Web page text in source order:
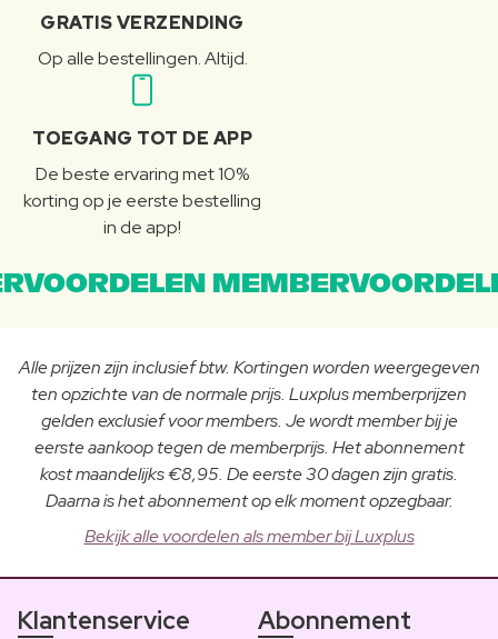
GRATIS VERZENDING
Op alle bestellingen. Altijd.
TOEGANG TOT DE APP
De beste ervaring met 10%
korting op je eerste bestelling
in de app!
Alle prijzen zijn inclusief btw. Kortingen worden weergegeven
ten opzichte van de normale prijs. Luxplus memberprijzen
gelden exclusief voor members. Je wordt member bij je
eerste aankoop tegen de memberprijs. Het abonnement
kost maandelijks €8,95. De eerste 30 dagen zijn gratis.
Daarna is het abonnement op elk moment opzegbaar.
Bekijk alle voordelen als member bij Luxplus
Klantenservice Abonnement